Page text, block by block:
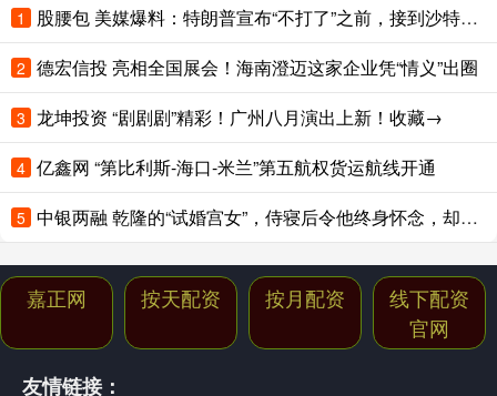
1 股腰包 美媒爆料：特朗普宣布“不打了”之前，接到沙特王储电话；卡塔尔、阿联酋、土耳其、巴基斯坦集体发声
2 德宏信投 亮相全国展会！海南澄迈这家企业凭“情义”出圈
3 龙坤投资 “剧剧剧”精彩！广州八月演出上新！收藏→
4 亿鑫网 “第比利斯-海口-米兰”第五航权货运航线开通
5 中银两融 乾隆的“试婚宫女”，侍寝后令他终身怀念，却在多年后骂死她儿子
嘉正网 按天配资 按月配资
线下配资
官网
友情链接：